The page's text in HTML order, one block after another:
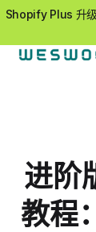
Shopify Plus 升
进阶
教程